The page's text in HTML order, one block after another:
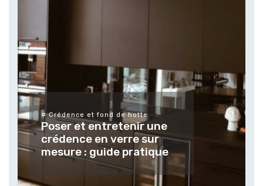
# Différents types de verres et leurs
Tendances et usages des
verres et vitrages sur
mesure pour les espaces
extérieur